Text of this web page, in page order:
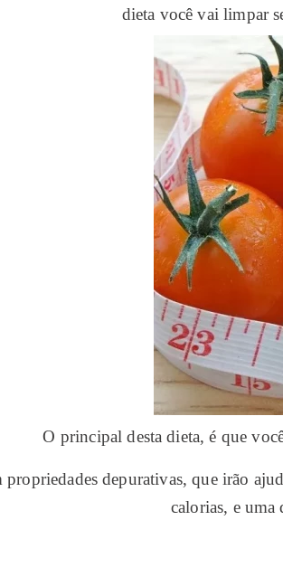
dieta você vai limpar
O principal desta dieta, é que
propriedades depurativas, que irão
calorias, e uma